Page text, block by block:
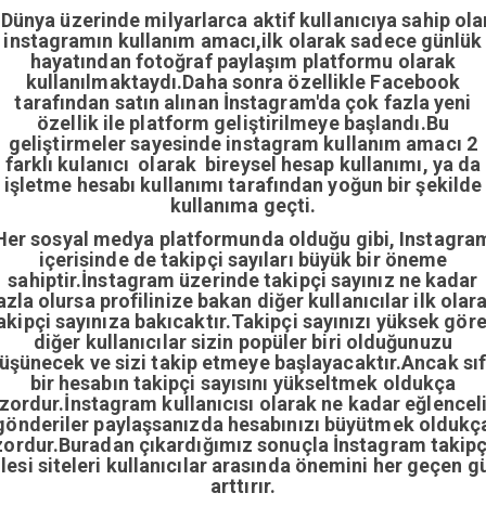
üzerinde milyarlarca aktif kullanıcıya sahip
instagramın kullanım amacı,ilk olarak sadece günlük
hayatından fotoğraf paylaşım platformu olarak
kullanılmaktaydı.Daha sonra özellikle Facebook
tarafından satın alınan İnstagram'da çok fazla yeni
özellik ile platform geliştirilmeye başlandı.Bu
geliştirmeler sayesinde instagram kullanım amacı 2
farklı kulanıcı olarak bireysel hesap kullanımı, ya da
işletme hesabı kullanımı tarafından yoğun bir şekilde
kullanıma geçti.
sosyal medya platformunda olduğu gibi,
içerisinde de takipçi sayıları büyük bir öneme
sahiptir.İnstagram üzerinde takipçi sayınız ne kadar
olursa profilinize bakan diğer kullanıcılar ilk
sayınıza bakıcaktır.Takipçi sayınızı yüksek
diğer kullanıcılar sizin popüler biri olduğunuzu
ve sizi takip etmeye başlayacaktır.Ancak
bir hesabın takipçi sayısını yükseltmek oldukça
kullanıcısı olarak ne kadar
paylaşsanızda hesabınızı büyütmek
çıkardığımız sonuçla İnstagram
siteleri kullanıcılar arasında önemini her geçen
arttırır.